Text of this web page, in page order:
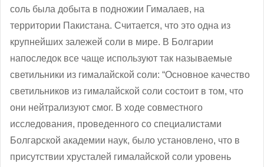
соль была добыта в подножии Гималаев, на
территории Пакистана. Считается, что это одна из
крупнейших залежей соли в мире. В Болгарии
напоследок все чаще используют так называемые
светильники из гималайской соли: “Основное качество
светильников из гималайской соли состоит в том, что
они нейтрализуют смог. В ходе совместного
исследования, проведенного со специалистами
Болгарской академии наук, было установлено, что в
присутствии хрусталей гималайской соли уровень